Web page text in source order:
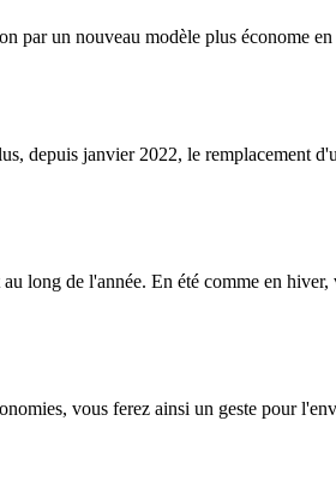
par un nouveau modèle plus économe
depuis janvier 2022, le remplacement
long de l'année. En été comme en hiver,
vous ferez ainsi un geste pour